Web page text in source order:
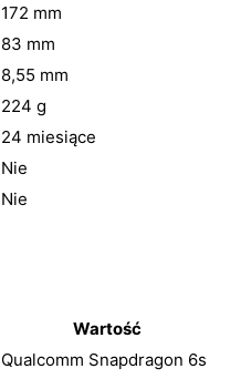
172 mm
83 mm
8,55 mm
224 g
24 miesiące
Nie
Nie
Wartość
Qualcomm Snapdragon 6s